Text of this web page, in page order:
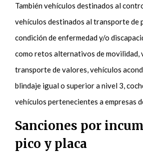
También vehículos destinados al
vehículos destinados al transporte de
condición de enfermedad y/o
como retos alternativos de movilidad,
transporte de valores, vehículos
blindaje igual o superior a nivel 3,
vehículos pertenecientes a empresas
Sanciones por
pico y placa